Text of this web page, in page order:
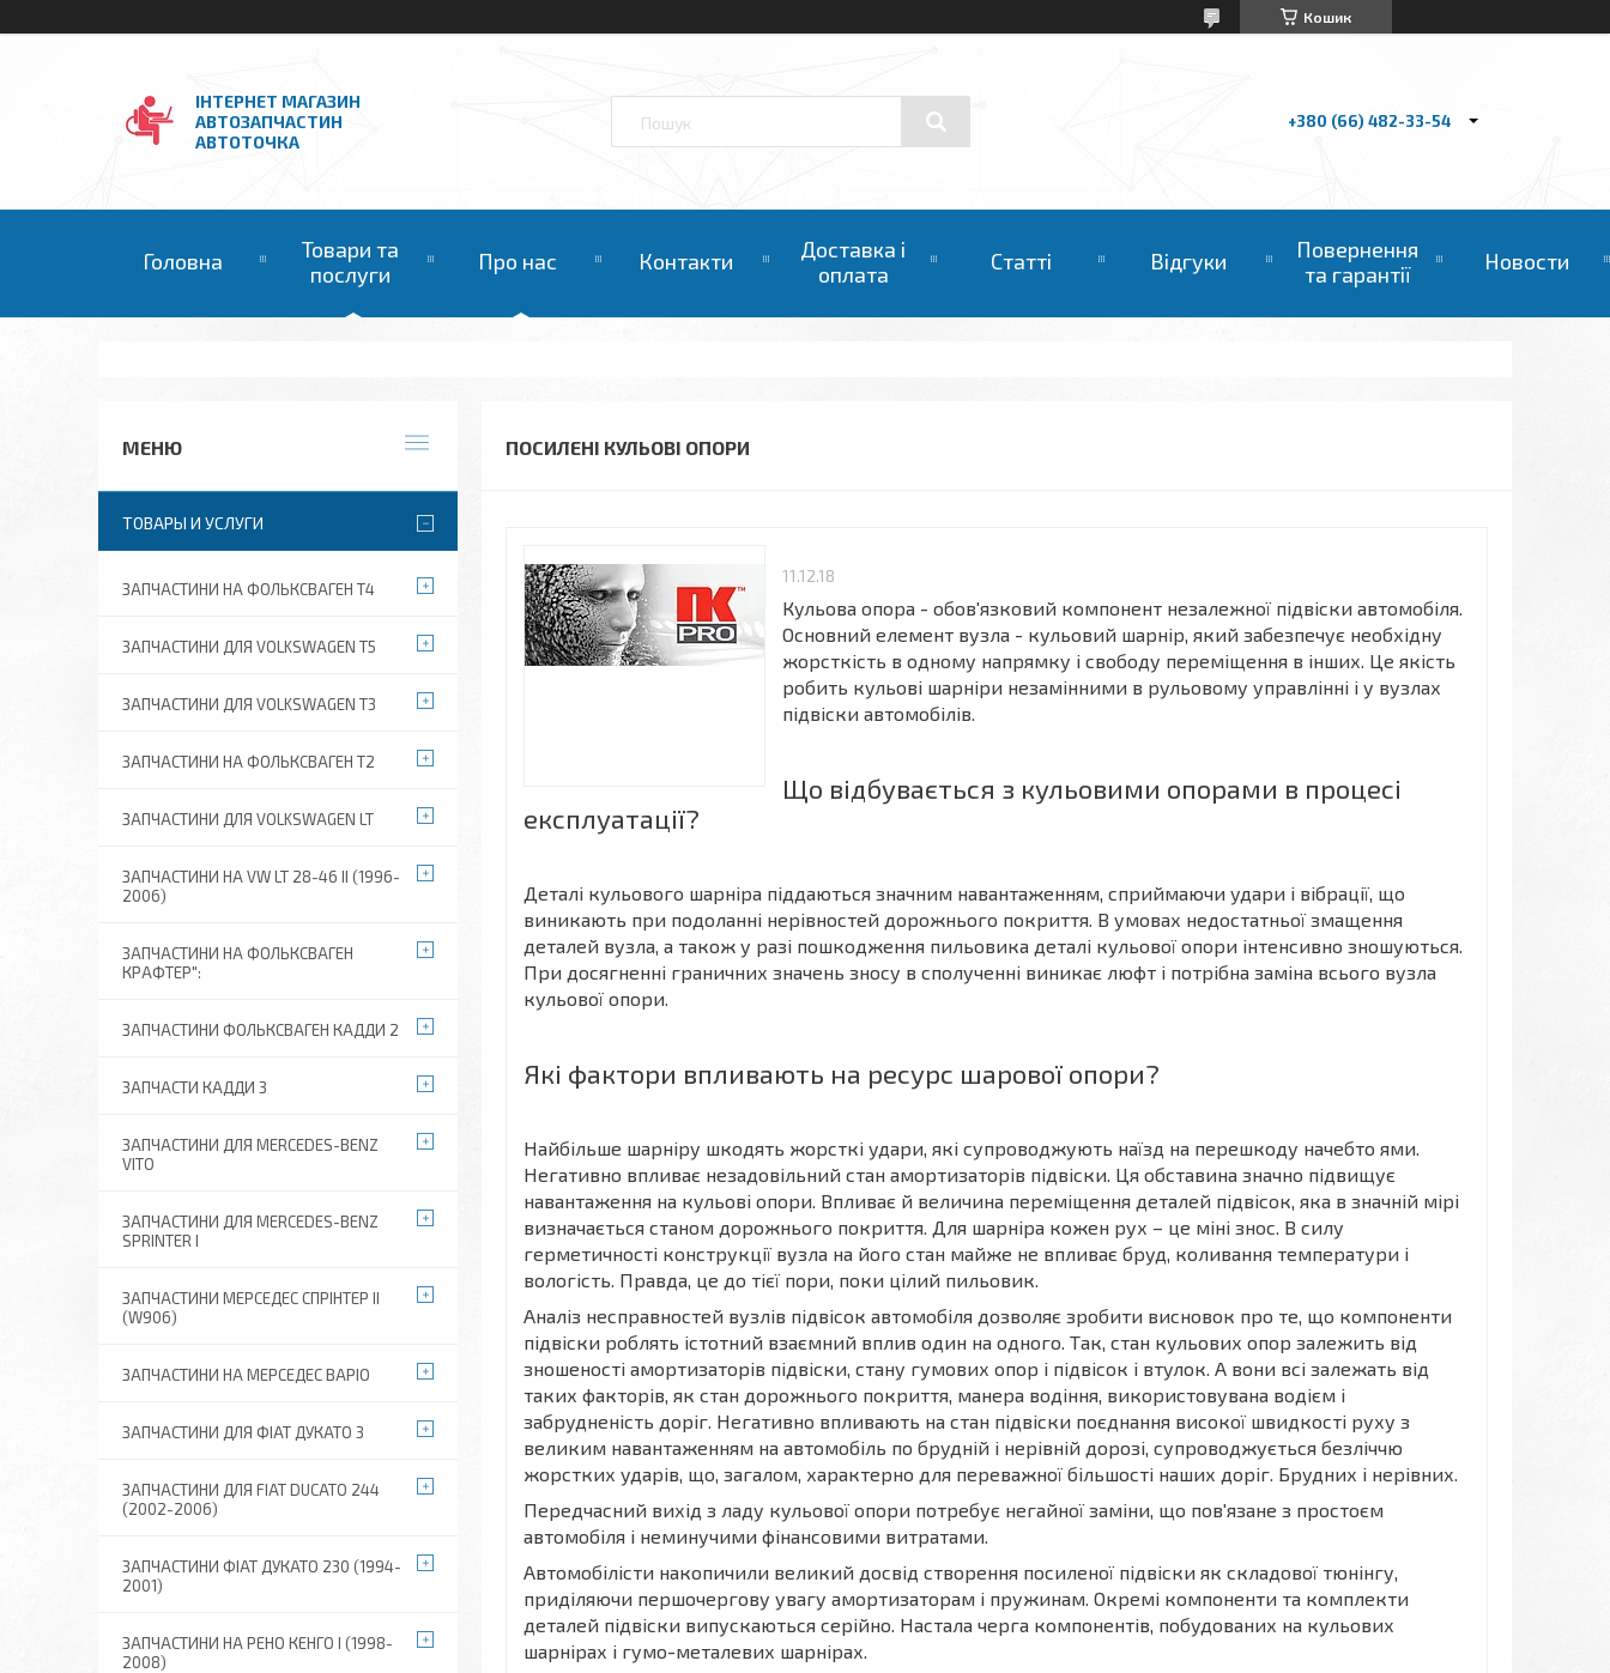
Кошик
ІНТЕРНЕТ МАГАЗИН
АВТОЗАПЧАСТИН
АВТОТОЧКА
+380 (66) 482-33-54
Головна
Товари та
послуги
Про нас Контакти
Доставка і
оплата
Статті Відгуки
Повернення
та гарантії
Новости
ПОСИЛЕНІ КУЛЬОВІ ОПОРИ
11.12.18
Кульова опора - обов'язковий компонент незалежної підвіски автомобіля.
Основний елемент вузла - кульовий шарнір, який забезпечує необхідну
жорсткість в одному напрямку і свободу переміщення в інших. Це якість
робить кульові шарніри незамінними в рульовому управлінні і у вузлах
підвіски автомобілів.
Що відбувається з кульовими опорами в процесі
експлуатації?
Деталі кульового шарніра піддаються значним навантаженням, сприймаючи удари і вібрації, що
виникають при подоланні нерівностей дорожнього покриття. В умовах недостатньої змащення
деталей вузла, а також у разі пошкодження пильовика деталі кульової опори інтенсивно зношуються.
При досягненні граничних значень зносу в сполученні виникає люфт і потрібна заміна всього вузла
кульової опори.
Які фактори впливають на ресурс шарової опори?
Найбільше шарніру шкодять жорсткі удари, які супроводжують наїзд на перешкоду начебто ями.
Негативно впливає незадовільний стан амортизаторів підвіски. Ця обставина значно підвищує
навантаження на кульові опори. Впливає й величина переміщення деталей підвісок, яка в значній мірі
визначається станом дорожнього покриття. Для шарніра кожен рух – це міні знос. В силу
герметичності конструкції вузла на його стан майже не впливає бруд, коливання температури і
вологість. Правда, це до тієї пори, поки цілий пильовик.
Аналіз несправностей вузлів підвісок автомобіля дозволяє зробити висновок про те, що компоненти
підвіски роблять істотний взаємний вплив один на одного. Так, стан кульових опор залежить від
зношеності амортизаторів підвіски, стану гумових опор і підвісок і втулок. А вони всі залежать від
таких факторів, як стан дорожнього покриття, манера водіння, використовувана водієм і
забрудненість доріг. Негативно впливають на стан підвіски поєднання високої швидкості руху з
великим навантаженням на автомобіль по брудній і нерівній дорозі, супроводжується безліччю
жорстких ударів, що, загалом, характерно для переважної більшості наших доріг. Брудних і нерівних.
Передчасний вихід з ладу кульової опори потребує негайної заміни, що пов'язане з простоєм
автомобіля і неминучими фінансовими витратами.
Автомобілісти накопичили великий досвід створення посиленої підвіски як складової тюнінгу,
приділяючи першочергову увагу амортизаторам і пружинам. Окремі компоненти та комплекти
деталей підвіски випускаються серійно. Настала черга компонентів, побудованих на кульових
шарнірах і гумо-металевих шарнірах.
ТОВАРЫ И УСЛУГИ
ЗАПЧАСТИНИ НА ФОЛЬКСВАГЕН Т4
ЗАПЧАСТИНИ ДЛЯ VOLKSWAGEN T5
ЗАПЧАСТИНИ ДЛЯ VOLKSWAGEN T3
ЗАПЧАСТИНИ НА ФОЛЬКСВАГЕН Т2
ЗАПЧАСТИНИ ДЛЯ VOLKSWAGEN LT
ЗАПЧАСТИНИ НА VW LT 28-46 II (1996-
2006)
ЗАПЧАСТИНИ НА ФОЛЬКСВАГЕН
КРАФТЕР":
ЗАПЧАСТИНИ ФОЛЬКСВАГЕН КАДДИ 2
ЗАПЧАСТИ КАДДИ 3
ЗАПЧАСТИНИ ДЛЯ MERCEDES-BENZ
VITO
ЗАПЧАСТИНИ ДЛЯ MERCEDES-BENZ
SPRINTER I
ЗАПЧАСТИНИ МЕРСЕДЕС СПРІНТЕР II
(W906)
ЗАПЧАСТИНИ НА МЕРСЕДЕС ВАРІО
ЗАПЧАСТИНИ ДЛЯ ФІАТ ДУКАТО 3
ЗАПЧАСТИНИ ДЛЯ FIAT DUCATO 244
(2002-2006)
ЗАПЧАСТИНИ ФІАТ ДУКАТО 230 (1994-
2001)
ЗАПЧАСТИНИ НА РЕНО КЕНГО I (1998-
2008)